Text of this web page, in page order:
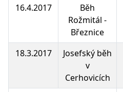
16.4.2017
Běh
Rožmitál -
Březnice
18.3.2017
Josefský běh
v
Cerhovicích